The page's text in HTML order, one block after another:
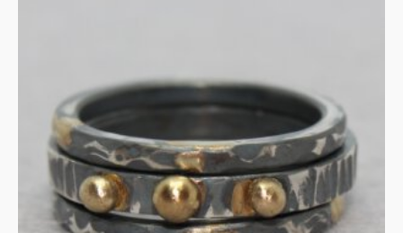
Stapelringen in gezwart
zilver met 14ct goud
€355.00